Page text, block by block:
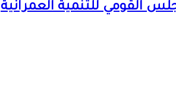
القومي للتنمية العمرانية